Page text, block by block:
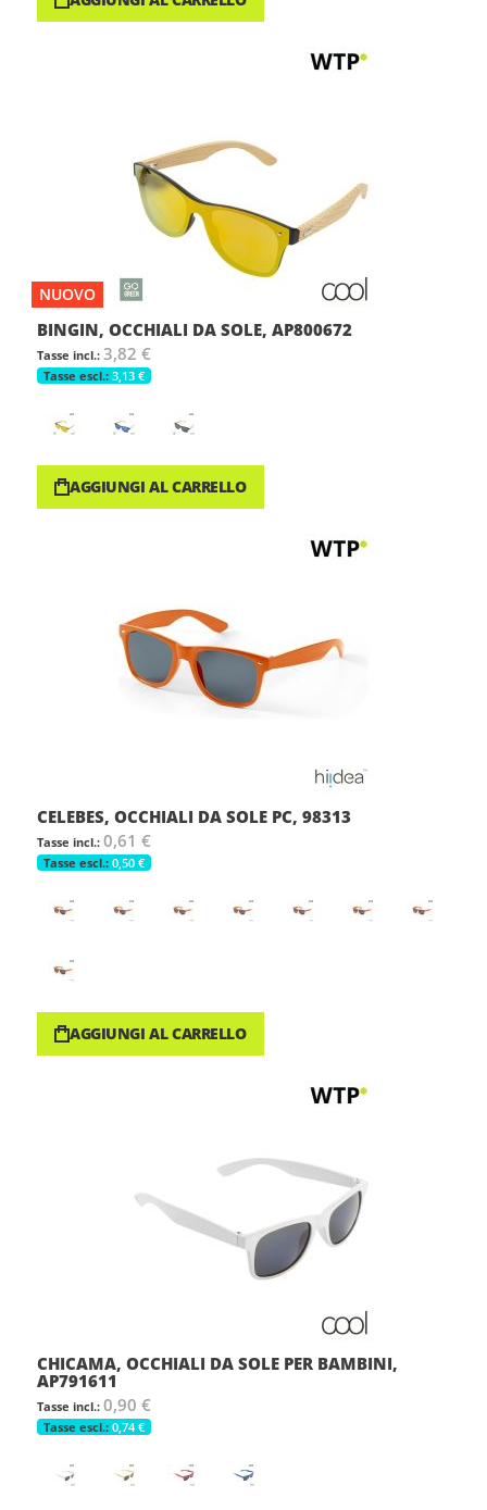
NUOVO
BINGIN, OCCHIALI DA SOLE, AP800672
3,82 €
3,13 €
AGGIUNGI AL CARRELLO
CELEBES, OCCHIALI DA SOLE PC, 98313
0,61 €
0,50 €
AGGIUNGI AL CARRELLO
CHICAMA, OCCHIALI DA SOLE PER BAMBINI,
AP791611
0,90 €
0,74 €